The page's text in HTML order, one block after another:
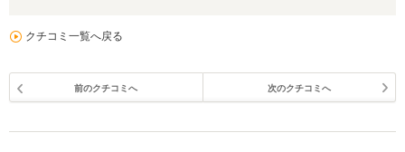
クチコミ一覧へ戻る
前のクチコミへ 次のクチコミへ